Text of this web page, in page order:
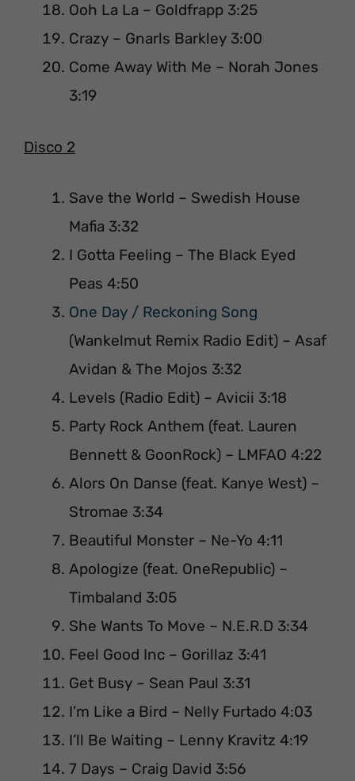
Ooh La La – Goldfrapp 3:25
Crazy – Gnarls Barkley 3:00
Come Away With Me – Norah Jones
3:19
Disco 2
Save the World – Swedish House
Mafia 3:32
I Gotta Feeling – The Black Eyed
Peas 4:50
One Day / Reckoning Song
(Wankelmut Remix Radio Edit) – Asaf
Avidan & The Mojos 3:32
Levels (Radio Edit) – Avicii 3:18
Party Rock Anthem (feat. Lauren
Bennett & GoonRock) – LMFAO 4:22
Alors On Danse (feat. Kanye West) –
Stromae 3:34
Beautiful Monster – Ne-Yo 4:11
Apologize (feat. OneRepublic) –
Timbaland 3:05
She Wants To Move – N.E.R.D 3:34
Feel Good Inc – Gorillaz 3:41
Get Busy – Sean Paul 3:31
I’m Like a Bird – Nelly Furtado 4:03
I’ll Be Waiting – Lenny Kravitz 4:19
7 Days – Craig David 3:56